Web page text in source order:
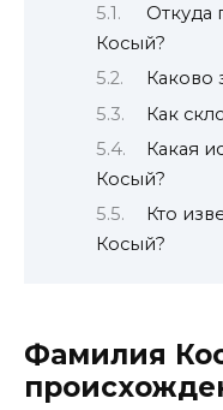
Откуда
Косый?
Каково
Как
Какая
Косый?
Кто
Косый?
Фамилия